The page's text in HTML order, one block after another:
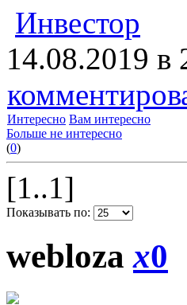
Инвестор
14.08.2019 в
Интересно Вам интересно
Больше не интересно
(0)
[1..1]
Показывать по:
weblozax0